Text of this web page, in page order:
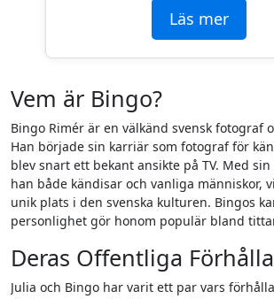
Läs mer
Vem är Bingo?
Bingo Rimér är en välkänd svensk fotograf
Han började sin karriär som fotograf för
blev snart ett bekant ansikte på TV. Med
han både kändisar och vanliga människor,
unik plats i den svenska kulturen. Bingos
personlighet gör honom populär bland
Deras Offentliga
Julia och Bingo har varit ett par vars